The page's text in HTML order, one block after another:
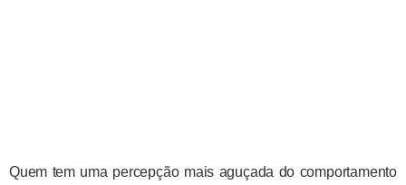
Quem tem uma percepção mais aguçada do comportamento